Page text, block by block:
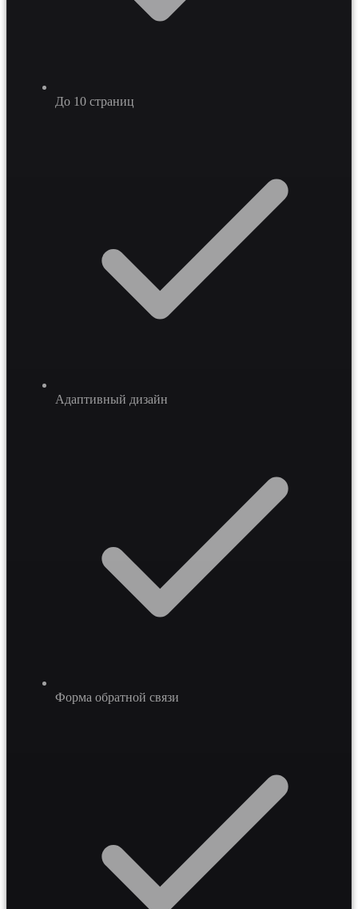
До 10 страниц
Адаптивный дизайн
Форма обратной связи